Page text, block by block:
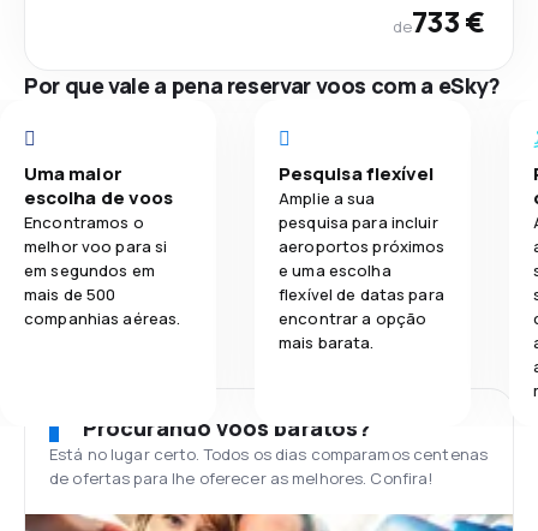
de733 €
Por que vale a pena reservar voos com a eSky?
Uma maior
escolha de voos
Encontramos o
melhor voo para si
em segundos em
mais de 500
companhias aéreas.
Pesquisa flexível
Amplie a sua
pesquisa para incluir
aeroportos próximos
e uma escolha
flexível de datas para
encontrar a opção
mais barata.
Procurando voos baratos?
Está no lugar certo. Todos os dias comparamos centenas
de ofertas para lhe oferecer as melhores. Confira!